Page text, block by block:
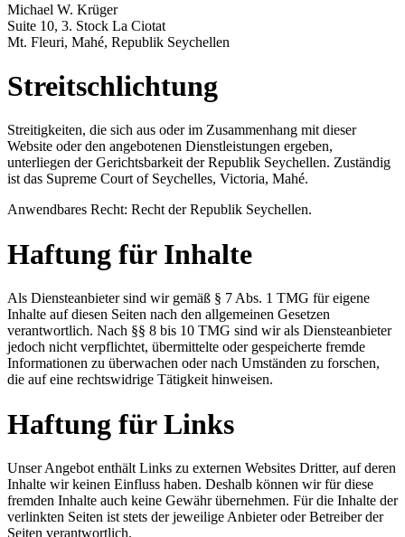
Michael W. Krüger
Suite 10, 3. Stock La Ciotat
Mt. Fleuri, Mahé, Republik Seychellen
Streitschlichtung
Streitigkeiten, die sich aus oder im Zusammenhang mit dieser
Website oder den angebotenen Dienstleistungen ergeben,
unterliegen der Gerichtsbarkeit der Republik Seychellen. Zuständig
ist das Supreme Court of Seychelles, Victoria, Mahé.
Anwendbares Recht: Recht der Republik Seychellen.
Haftung für Inhalte
Als Diensteanbieter sind wir gemäß § 7 Abs. 1 TMG für eigene
Inhalte auf diesen Seiten nach den allgemeinen Gesetzen
verantwortlich. Nach §§ 8 bis 10 TMG sind wir als Diensteanbieter
jedoch nicht verpflichtet, übermittelte oder gespeicherte fremde
Informationen zu überwachen oder nach Umständen zu forschen,
die auf eine rechtswidrige Tätigkeit hinweisen.
Haftung für Links
Unser Angebot enthält Links zu externen Websites Dritter, auf deren
Inhalte wir keinen Einfluss haben. Deshalb können wir für diese
fremden Inhalte auch keine Gewähr übernehmen. Für die Inhalte der
verlinkten Seiten ist stets der jeweilige Anbieter oder Betreiber der
Seiten verantwortlich.